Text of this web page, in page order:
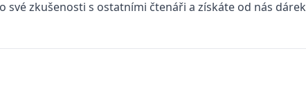
své zkušenosti s ostatními čtenáři a získáte od nás dárek